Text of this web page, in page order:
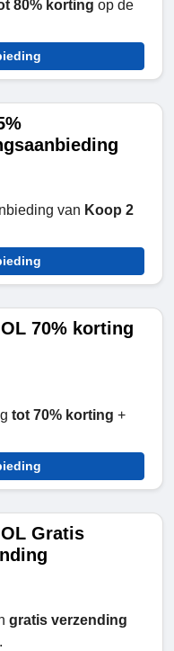
80% korting op de
van Koop 2
70% korting
tot 70% korting +
Gratis
gratis verzending
.